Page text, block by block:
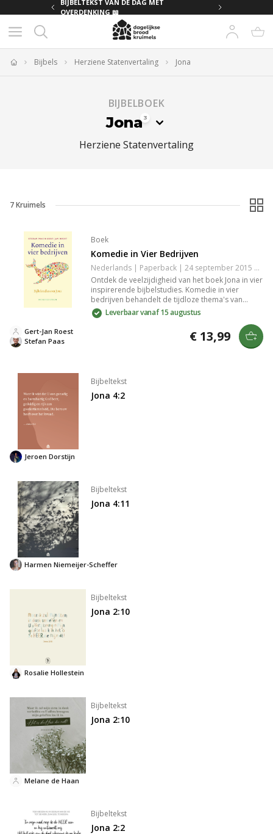
BIJBELTEKST VAN DE DAG MET
OVERDENKING 📖
Bijbels Herziene Statenvertaling Jona
BIJBELBOEK
Jona3
Herziene Statenvertaling
7Kruimels
Boek
Komedie in Vier Bedrijven
Nederlands | Paperback | 24 september 2015 | 72 pagina's | 9789023970408
Ontdek de veelzijdigheid van het boek Jona in vier
inspirerende bijbelstudies. Komedie in vier
bedrijven behandelt de tijdloze thema's van
idealisme, hoop, toewijding en genade met
verrassende inzichten en gespreksvragen. Ideaal
voor wie zich wil verdiepen in de boodschap van
Leverbaar vanaf 15 augustus
Stefan Paas
Gert-Jan Roest € 13,99
Bijbeltekst
Jona 4:2
Jeroen Dorstijn
Bijbeltekst
Jona 4:11
Harmen Niemeijer-Scheffer
Bijbeltekst
Jona 2:10
Rosalie Hollestein
Bijbeltekst
Jona 2:10
Melane de Haan
Bijbeltekst
Jona 2:2